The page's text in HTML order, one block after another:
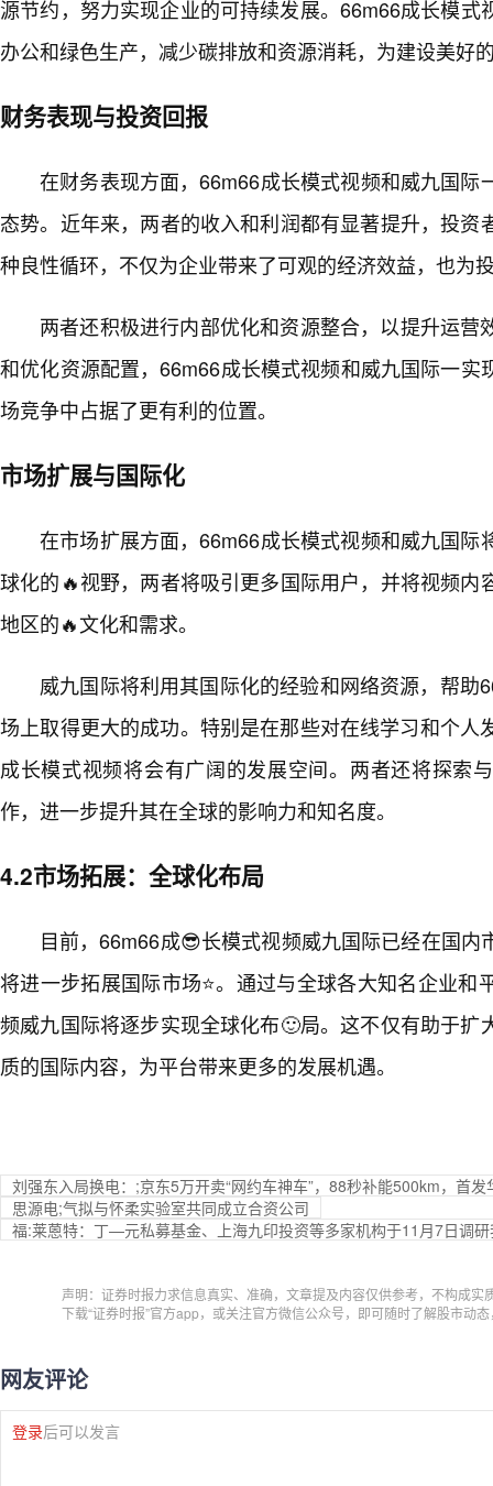
源节约，努力实现企业的可持续发展。66m66成长模式
办公和绿色生产，减少碳排放和资源消耗，为建设美好
财务表现与投资回报
在财务表现方面，66m66成长模式视频和威九国际
态势。近年来，两者的收入和利润都有显著提升，投资
种良性循环，不仅为企业带来了可观的经济效益，也为
两者还积极进行内部优化和资源整合，以提升运营
和优化资源配置，66m66成长模式视频和威九国际一实
场竞争中占据了更有利的位置。
市场扩展与国际化
在市场扩展方面，66m66成长模式视频和威九国际
球化的🔥视野，两者将吸引更多国际用户，并将视频内
地区的🔥文化和需求。
威九国际将利用其国际化的经验和网络资源，帮助
场上取得更大的成功。特别是在那些对在线学习和个人
成长模式视频将会有广阔的发展空间。两者还将探索
作，进一步提升其在全球的影响力和知名度。
4.2市场拓展：全球化布局
目前，66m66成😎长模式视频威九国际已经在国内
将进一步拓展国际市场⭐。通过与全球各大知名企业和
频威九国际将逐步实现全球化布🙂局。这不仅有助于扩
质的国际内容，为平台带来更多的发展机遇。
刘强东入局换电：;京东5万开卖“网约车神车”，88秒补能500km，首发
思源电;气拟与怀柔实验室共同成立合资公司
福:莱蒽特：丁—元私募基金、上海九印投资等多家机构于11月7日调
声明：证券时报力求信息真实、准确，文章提及内容仅供参考，不构成实
下载“证券时报”官方app，或关注官方微信公众号，即可随时了解股市动
网友评论
登录后可以发言